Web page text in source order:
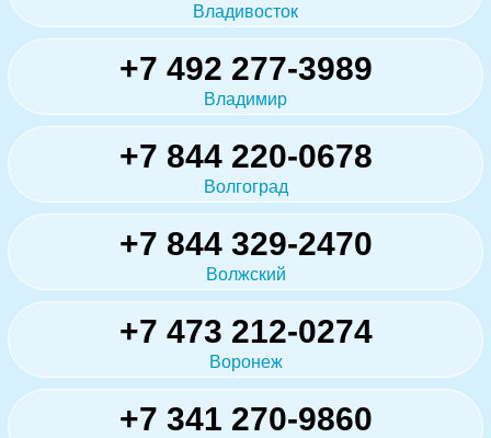
Владивосток
+7 492 277-3989
Владимир
+7 844 220-0678
Волгоград
+7 844 329-2470
Волжский
+7 473 212-0274
Воронеж
+7 341 270-9860